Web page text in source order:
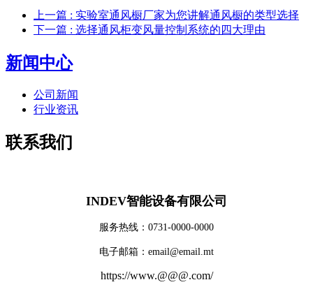
上一篇 : 实验室通风橱厂家为您讲解通风橱的类型选择
下一篇 : 选择通风柜变风量控制系统的四大理由
新闻中心
公司新闻
行业资讯
联系我们
INDEV智能设备有限公司
服务热线：0731-0000-0000
电子邮箱：email@email.mt
https://www.@@@.com/